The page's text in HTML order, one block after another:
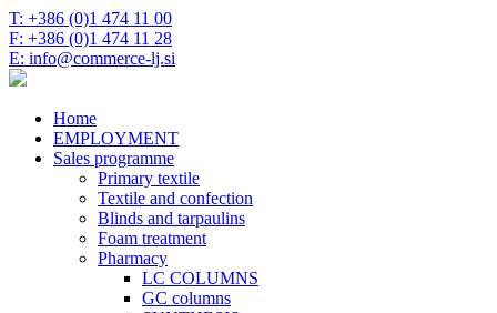
T: +386 (0)1 474 11 00
F: +386 (0)1 474 11 28
E: info@commerce-lj.si
Home
EMPLOYMENT
Sales programme
Primary textile
Textile and confection
Blinds and tarpaulins
Foam treatment
Pharmacy
LC COLUMNS
GC columns